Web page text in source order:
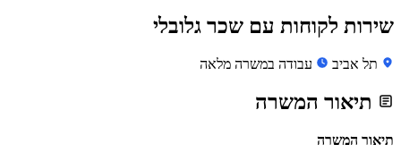
שירות לקוחות עם שכר גלובלי
תל אביב עבודה במשרה מלאה
תיאור המשרה
תיאור המשרה